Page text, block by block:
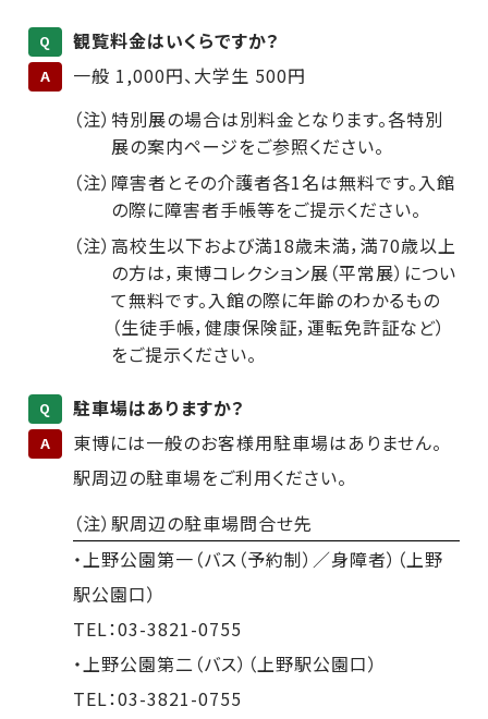
Q 観覧料金はいくらですか？
A
一般 1,000円、大学生 500円
（注）特別展の場合は別料金となります。各特別
展の案内ページをご参照ください。
（注）障害者とその介護者各1名は無料です。入館
の際に障害者手帳等をご提示ください。
（注）高校生以下および満18歳未満，満70歳以上
の方は，東博コレクション展（平常展）につい
て無料です。入館の際に年齢のわかるもの
（生徒手帳，健康保険証，運転免許証など）
をご提示ください。
Q 駐車場はありますか？
A
東博には一般のお客様用駐車場はありません。
駅周辺の駐車場をご利用ください。
（注）駅周辺の駐車場問合せ先
・上野公園第一（バス（予約制）／身障者）（上野
駅公園口）
TEL：03-3821-0755
・上野公園第二（バス）（上野駅公園口）
TEL：03-3821-0755